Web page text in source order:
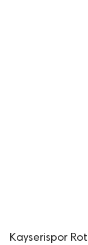
Kayserispor